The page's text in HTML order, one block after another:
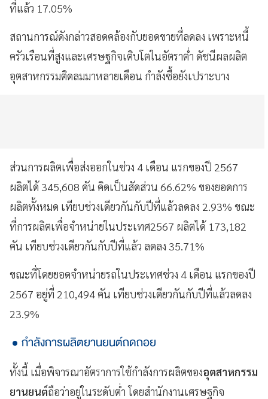
ที่แล้ว 17.05%
สถานการณ์ดังกล่าวสอดคล้องกับยอดขายที่ลดลง เพราะหนี้
ครัวเรือนที่สูงและเศรษฐกิจเติบโตในอัตราต่ำ ดัชนีผลผลิต
อุตสาหกรรมติดลมมาหลายเดือน กำลังซื้อยังเปราะบาง
ส่วนการผลิตเพื่อส่งออกในช่วง 4 เดือน แรกของปี 2567
ผลิตได้ 345,608 คัน คิดเป็นสัดส่วน 66.62% ของยอดการ
ผลิตทั้งหมด เทียบช่วงเดียวกันกับปีที่แล้วลดลง 2.93% ขณะ
ที่การผลิตเพื่อจำหน่ายในประเทศ2567 ผลิตได้ 173,182
คัน เทียบช่วงเดียวกันกับปีที่แล้ว ลดลง 35.71%
ขณะที่โดยยอดจำหน่ายรถในประเทศช่วง 4 เดือน แรกของปี
2567 อยู่ที่ 210,494 คัน เทียบช่วงเดียวกันกับปีที่แล้วลดลง
23.9%
กำลังการผลิตยานยนต์ถดถอย
ทั้งนี้ เมื่อพิจารณาอัตราการใช้กำลังการผลิตของอุตสาหกรรม
ยานยนต์ถือว่าอยู่ในระดับต่ำ โดยสำนักงานเศรษฐกิจ